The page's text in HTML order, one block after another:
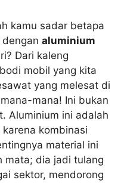
kamu sadar betapa
aluminium
Dari kaleng
mobil yang kita
yang melesat di
mana! Ini bukan
Aluminium ini adalah
kombinasi
material ini
mata; dia jadi tulang
sektor, mendorong